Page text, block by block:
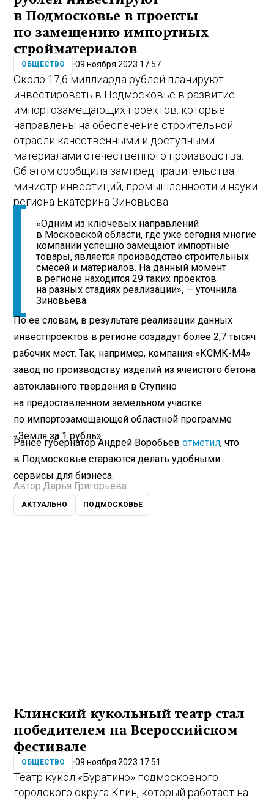
в Подмосковье в проекты
по замещению импортных
стройматериалов
ОБЩЕСТВО 09 ноября 2023 17:57
Около 17,6 миллиарда рублей планируют
инвестировать в Подмосковье в развитие
импортозамещающих проектов, которые
направлены на обеспечение строительной
отрасли качественными и доступными
материалами отечественного производства.
Об этом сообщила зампред правительства —
министр инвестиций, промышленности и науки
региона Екатерина Зиновьева.
«Одним из ключевых направлений
в Московской области, где уже сегодня многие
компании успешно замещают импортные
товары, является производство строительных
смесей и материалов. На данный момент
в регионе находится 29 таких проектов
на разных стадиях реализации», — уточнила
Зиновьева.
По ее словам, в результате реализации данных
инвестпроектов в регионе создадут более 2,7 тысяч
рабочих мест. Так, например, компания «КСМК-М4»
завод по производству изделий из ячеистого бетона
автоклавного твердения в Ступино
на предоставленном земельном участке
по импортозамещающей областной программе
«Земля за 1 рубль».
Ранее губернатор Андрей Воробьевотметил, что
в Подмосковье стараются делать удобными
сервисы для бизнеса.
Автор:Дарья Григорьева
АКТУАЛЬНО ПОДМОСКОВЬЕ
Клинский кукольный театр стал
победителем на Всероссийском
фестивале
ОБЩЕСТВО 09 ноября 2023 17:51
Театр кукол «Буратино» подмосковного
городского округа Клин, который работает на